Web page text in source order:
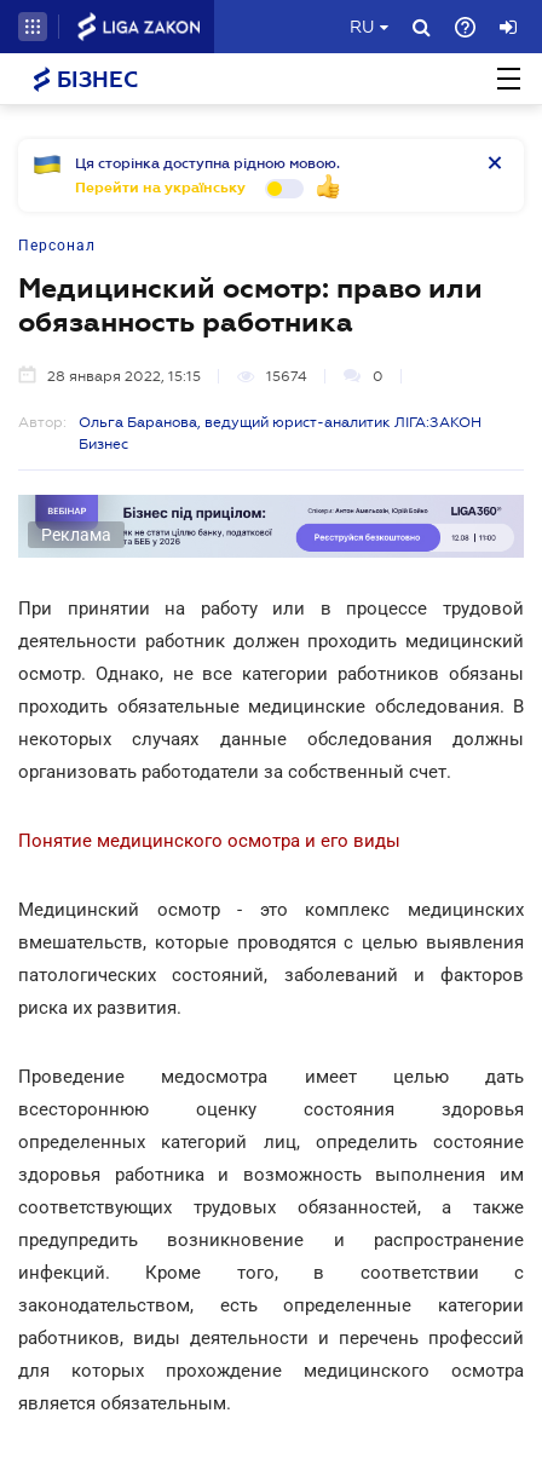
RU
БІЗНЕС
Ця сторінка доступна рідною мовою.
Перейти на українську
Персонал
Медицинский осмотр: право или
обязанность работника
28 января 2022, 15:15 15674 0
Автор:
Ольга Баранова, ведущий юрист-аналитик ЛІГА:ЗАКОН
Бизнес
Реклама
При принятии на работу или в процессе трудовой
деятельности работник должен проходить медицинский
осмотр. Однако, не все категории работников обязаны
проходить обязательные медицинские обследования. В
некоторых случаях данные обследования должны
организовать работодатели за собственный счет.
Понятие медицинского осмотра и его виды
Медицинский осмотр - это комплекс медицинских
вмешательств, которые проводятся с целью выявления
патологических состояний, заболеваний и факторов
риска их развития.
Проведение медосмотра имеет целью дать
всестороннюю оценку состояния здоровья
определенных категорий лиц, определить состояние
здоровья работника и возможность выполнения им
соответствующих трудовых обязанностей, а также
предупредить возникновение и распространение
инфекций. Кроме того, в соответствии с
законодательством, есть определенные категории
работников, виды деятельности и перечень профессий
для которых прохождение медицинского осмотра
является обязательным.